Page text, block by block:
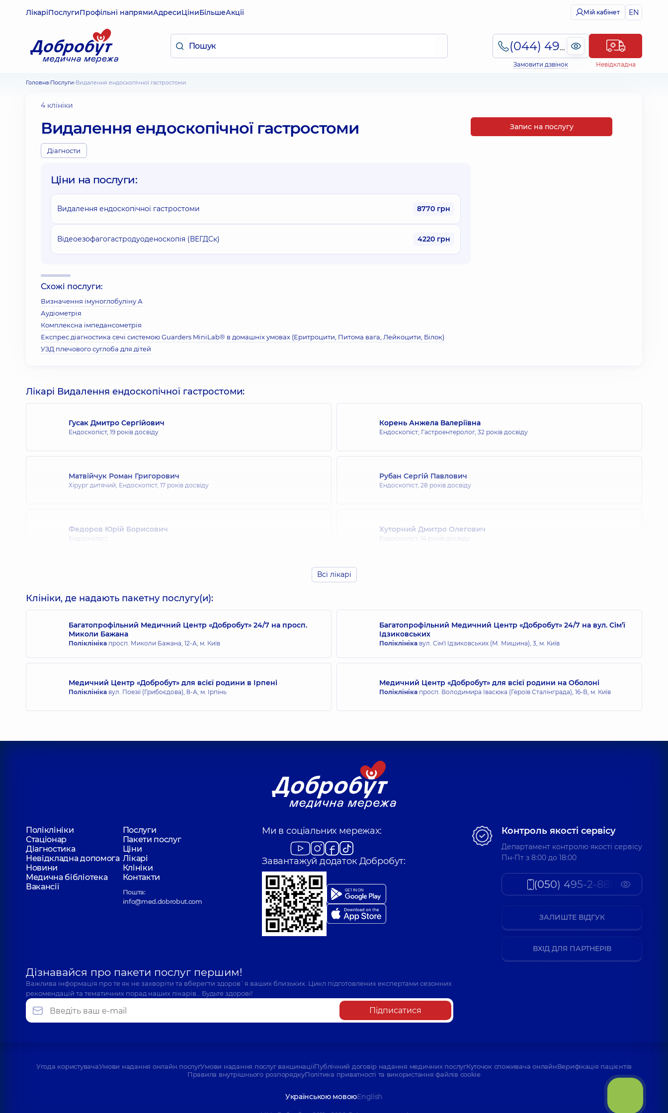
ЛікаріПослугиПрофільні напрямиАдресиЦіниБільшеАкції Мій кабінет EN
(044) 495-2-888
Замовити дзвінок Невідкладна
Головна Послуги Видалення ендоскопічної гастростоми
4 клініки
Видалення ендоскопічної гастростоми
Діагности
Ціни на послуги:
Видалення ендоскопічної гастростоми 8770 грн
Відеоезофагогастродуоденоскопія (ВЕГДСк) 4220 грн
Схожі послуги:
Визначення імуноглобуліну А
Аудіометрія
Комплексна імпедансометрія
Експрес діагностика сечі системою Guarders MiniLab® в домашніх умовах (Еритроцити, Питома вага, Лейкоцити, Бiлок)
УЗД плечового суглоба для дітей
Запис на послугу
Лікарі Видалення ендоскопічної гастростоми:
Гусак Дмитро Сергійович
Ендоскопіст, 19 років досвіду
Корень Анжела Валеріївна
Ендоскопіст; Гастроентеролог, 32 років досвіду
Матвійчук Роман Григорович
Хірург дитячий; Ендоскопіст, 17 років досвіду
Рубан Сергій Павлович
Ендоскопіст, 28 років досвіду
Федоров Юрій Борисович
Ендоскопіст,
Хуторний Дмитро Олегович
Ендоскопіст, 14 років досвіду
Миляновська Анна Олегівна
Ендоскопіст,16 років досвіду
Всі лікарі
Клініки, де надають пакетну послугу(и):
Багатопрофільний Медичний Центр «Добробут» 24/7 на просп.
Миколи Бажана
Поліклініка просп. Миколи Бажана, 12-А, м. Київ
Багатопрофільний Медичний Центр «Добробут» 24/7 на вул. Сім’ї
Ідзиковських
Поліклініка вул. Сім'ї Ідзиковських (М. Мишина), 3, м. Київ
Медичний Центр «Добробут» для всієї родини в Ірпені
Поліклініка вул. Поезії (Грибоєдова), 8-А, м. Ірпінь
Медичний Центр «Добробут» для всієї родини на Оболоні
Поліклініка просп. Володимира Івасюка (Героїв Сталінграда), 16-В, м. Київ
Поліклініки
Послуги
Стаціонар
Пакети послуг
Діагностика
Ціни
Невідкладна допомога Лікарі
Новини
Клініки
Медична бібліотека
Контакти
Вакансії
Пошта:
info@med.dobrobut.com
Ми в соціальних мережах:
Завантажуй додаток Добробут:
Дізнавайся про пакети послуг першим!
Важлива інформація про те як не захворіти та вберегти здоров`я ваших близьких. Цикл підготовлених експертами сезонних
рекомендацій та тематичних порад наших лікарів… Будьте здорові!
Підписатися
Контроль якості сервісу
Департамент контролю якості сервісу
Пн-Пт з 8:00 до 18:00
(050) 495-2-888
ЗАЛИШТЕ ВІДГУК
ВХІД ДЛЯ ПАРТНЕРІВ
Угода користувачаУмови надання онлайн послугУмови надання послуг вакцинаціїПублічний договір надання медичних послугКуточок споживача онлайнВерифікація пацієнтів
Правила внутрішнього розпорядкуПолітика приватності та використання файлів cookie
Українською мовоюEnglish